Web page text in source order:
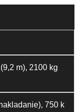
m), 2100 kg
750 k